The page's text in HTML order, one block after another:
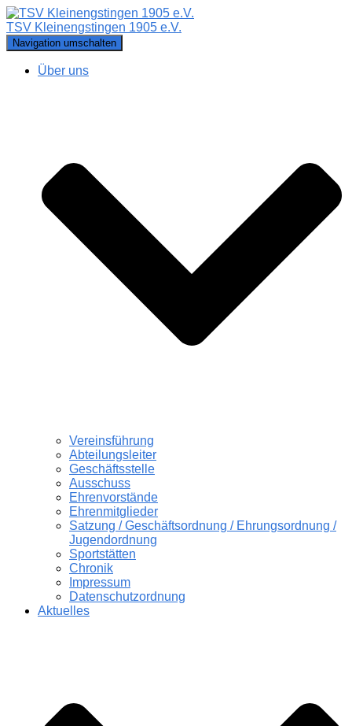
TSV Kleinengstingen 1905 e.V.
Navigation umschalten
Über uns
Vereinsführung
Abteilungsleiter
Geschäftsstelle
Ausschuss
Ehrenvorstände
Ehrenmitglieder
Satzung / Geschäftsordnung / Ehrungsordnung /
Jugendordnung
Sportstätten
Chronik
Impressum
Datenschutzordnung
Aktuelles